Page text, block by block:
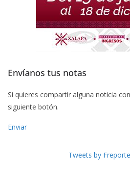
Envíanos tus notas
Si quieres compartir alguna noticia
siguiente botón.
Enviar
Tweets by